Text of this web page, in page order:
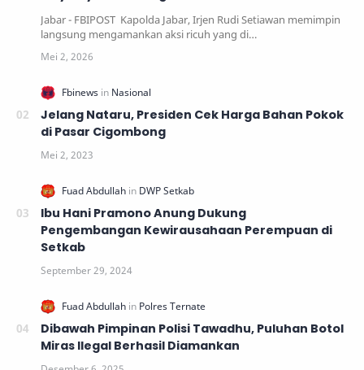
Jabar - FBIPOST Kapolda Jabar, Irjen Rudi Setiawan memimpin
langsung mengamankan aksi ricuh yang di…
Jelang Nataru, Presiden Cek Harga Bahan Pokok
di Pasar Cigombong
Ibu Hani Pramono Anung Dukung
Pengembangan Kewirausahaan Perempuan di
Setkab
Dibawah Pimpinan Polisi Tawadhu, Puluhan Botol
Miras Ilegal Berhasil Diamankan